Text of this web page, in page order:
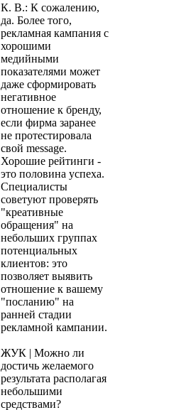
К. В.: К сожалению,
да. Более того,
рекламная кампания с
хорошими
медийными
показателями может
даже сформировать
негативное
отношение к бренду,
если фирма заранее
не протестировала
свой message.
Хорошие рейтинги -
это половина успеха.
Специалисты
советуют проверять
"креативные
обращения" на
небольших группах
потенциальных
клиентов: это
позволяет выявить
отношение к вашему
"посланию" на
ранней стадии
рекламной кампании.
ЖУК | Можно ли
достичь желаемого
результата располагая
небольшими
средствами?